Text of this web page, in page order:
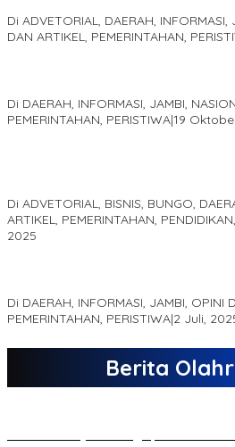
Di ADVETORIAL, DAERAH,
DAN ARTIKEL, PEMERINTAHAN,
Di DAERAH, INFORMASI, JAMBI,
PEMERINTAHAN, PERISTIWA|19
Di ADVETORIAL, BISNIS, BUNGO,
ARTIKEL, PEMERINTAHAN,
2025
Di DAERAH, INFORMASI, JAMBI, OPINI
PEMERINTAHAN, PERISTIWA|2 Juli,
Berita